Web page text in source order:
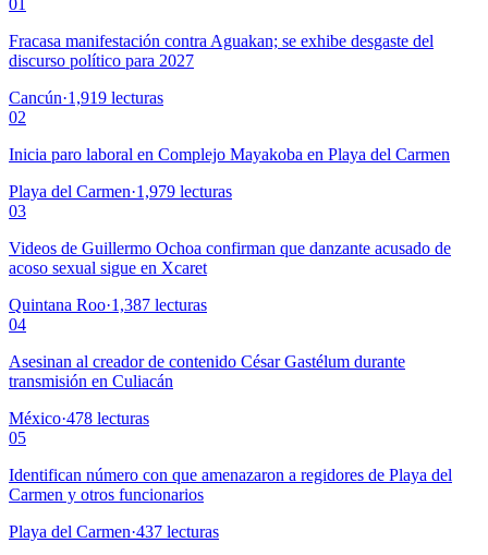
01
Fracasa manifestación contra Aguakan; se exhibe desgaste del
discurso político para 2027
Cancún·1,919 lecturas
02
Inicia paro laboral en Complejo Mayakoba en Playa del Carmen
Playa del Carmen·1,979 lecturas
03
Videos de Guillermo Ochoa confirman que danzante acusado de
acoso sexual sigue en Xcaret
Quintana Roo·1,387 lecturas
04
Asesinan al creador de contenido César Gastélum durante
transmisión en Culiacán
México·478 lecturas
05
Identifican número con que amenazaron a regidores de Playa del
Carmen y otros funcionarios
Playa del Carmen·437 lecturas